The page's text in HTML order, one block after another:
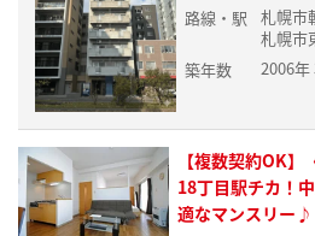
路線・駅
札幌市
札幌市
築年数
2006年
【複数契約OK
18丁目駅チカ！
適なマンスリー♪